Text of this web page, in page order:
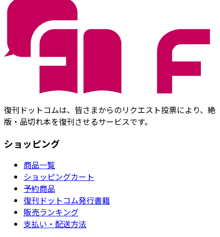
復刊ドットコムは、皆さまからのリクエスト投票により、絶
版・品切れ本を復刊させるサービスです。
ショッピング
商品一覧
ショッピングカート
予約商品
復刊ドットコム発行書籍
販売ランキング
支払い・配送方法